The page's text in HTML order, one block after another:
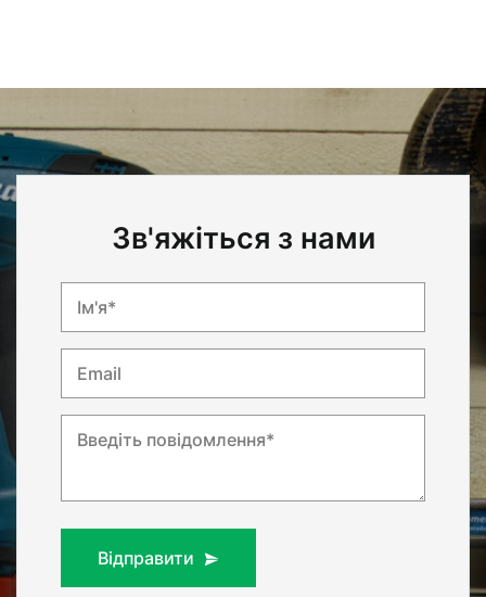
Зв'яжіться з нами
Ім'я*
Email
Введіть повідомлення*
Відправити